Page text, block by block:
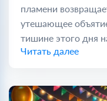
пламени
утешающее
тишине этого дня
Читать далее